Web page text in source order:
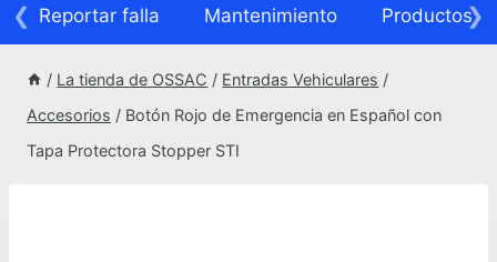
Reportar falla Mantenimiento Productos
❮ ❯
/ La tienda de OSSAC / Entradas Vehiculares /
Accesorios / Botón Rojo de Emergencia en Español con
Tapa Protectora Stopper STI